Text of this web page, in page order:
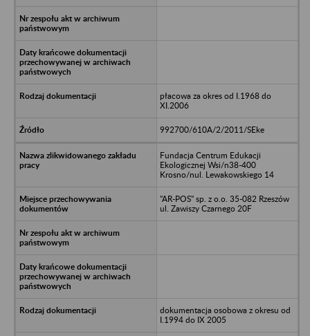
płacowa za okres od I.1968 do
XI.2006
992700/610A/2/2011/SEke
Fundacja Centrum Edukacji
Ekologicznej Wsi/n38-400
Krosno/nul. Lewakowskiego 14
"AR-POS" sp. z o.o. 35-082 Rzeszów
ul. Zawiszy Czarnego 20F
dokumentacja osobowa z okresu od
I.1994 do IX 2005